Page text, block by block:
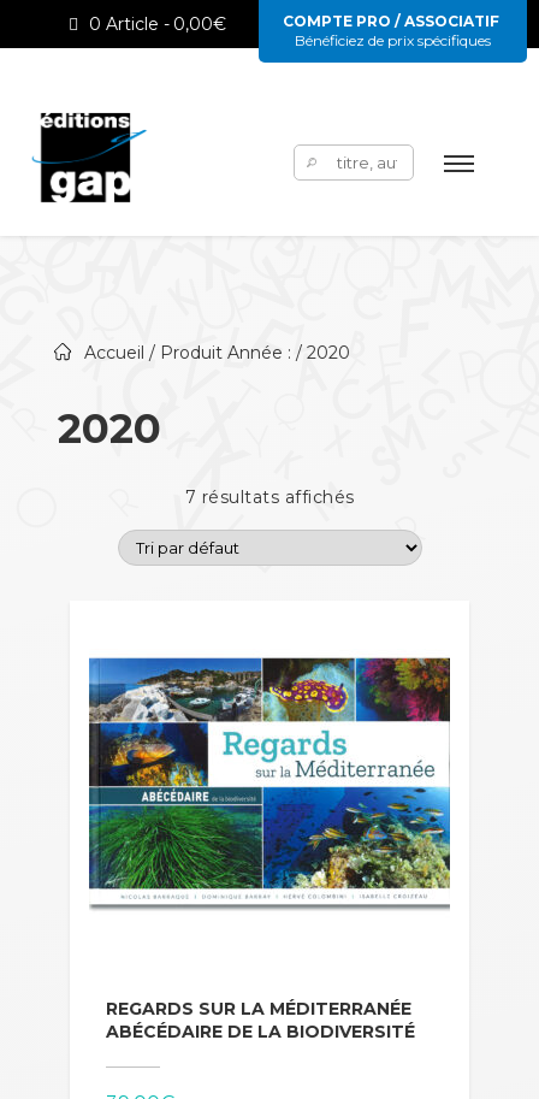
0 Article 0,00€
COMPTE PRO / ASSOCIATIF
Bénéficiez de prix spécifiques
Rechercher :
Accueil / Produit Année : / 2020
2020
7 résultats affichés
REGARDS SUR LA MÉDITERRANÉE
ABÉCÉDAIRE DE LA BIODIVERSITÉ